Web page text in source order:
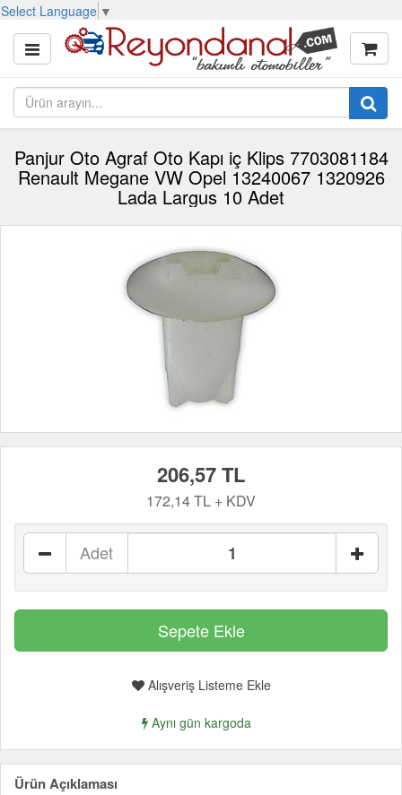
Select Language ▼
Panjur Oto Agraf Oto Kapı iç Klips 7703081184
Renault Megane VW Opel 13240067 1320926
Lada Largus 10 Adet
206,57 TL
172,14 TL + KDV
Adet
Alışveriş Listeme Ekle
Aynı gün kargoda
Ürün Açıklaması